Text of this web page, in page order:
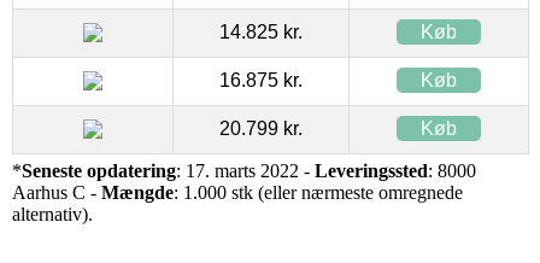
14.825 kr. Køb
16.875 kr. Køb
20.799 kr. Køb
*Seneste opdatering: 17. marts 2022 - Leveringssted: 8000
Aarhus C - Mængde: 1.000 stk (eller nærmeste omregnede
alternativ).